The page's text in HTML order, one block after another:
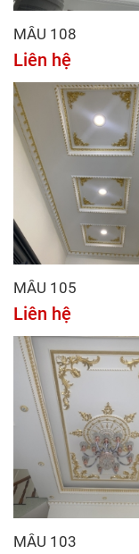
MẪU 108
Liên hệ
MẪU 105
Liên hệ
MẪU 103